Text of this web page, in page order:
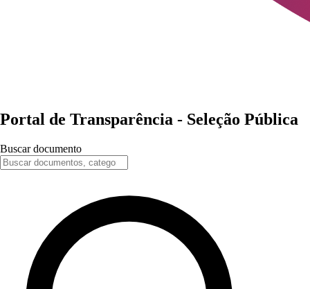
Portal de Transparência - Seleção Pública
Buscar documento